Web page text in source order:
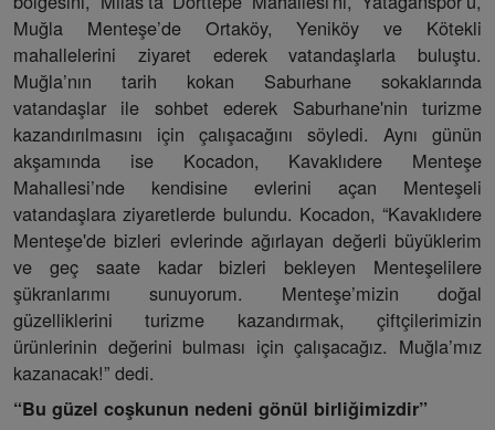
Muğla Menteşe’de Ortaköy, Yeniköy ve Kötekli
mahallelerini ziyaret ederek vatandaşlarla buluştu.
Muğla’nın tarih kokan Saburhane sokaklarında
vatandaşlar ile sohbet ederek Saburhane'nin turizme
kazandırılmasını için çalışacağını söyledi. Aynı günün
akşamında ise Kocadon, Kavaklıdere Menteşe
Mahallesi’nde kendisine evlerini açan Menteşeli
vatandaşlara ziyaretlerde bulundu. Kocadon, “Kavaklıdere
Menteşe'de bizleri evlerinde ağırlayan değerli büyüklerim
ve geç saate kadar bizleri bekleyen Menteşelilere
şükranlarımı sunuyorum. Menteşe’mizin doğal
güzelliklerini turizme kazandırmak, çiftçilerimizin
ürünlerinin değerini bulması için çalışacağız. Muğla’mız
kazanacak!” dedi.
“Bu güzel coşkunun nedeni gönül birliğimizdir”